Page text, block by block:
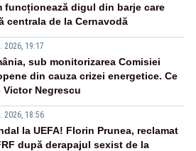
funcționează digul din barje care
centrala de la Cernavodă
2026, 19:17
sub monitorizarea Comisiei
din cauza crizei energetice. Ce
Victor Negrescu
2026, 18:56
la UEFA! Florin Prunea, reclamat
după derapajul sexist de la